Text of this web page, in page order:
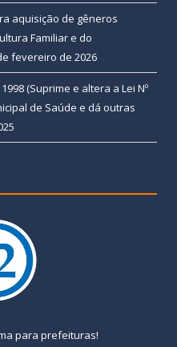
aquisição de gêneros
Familiar e do
fevereiro de 2026
1998 (Suprime e altera a Lei Nº
de Saúde e dá outras
para prefeituras!